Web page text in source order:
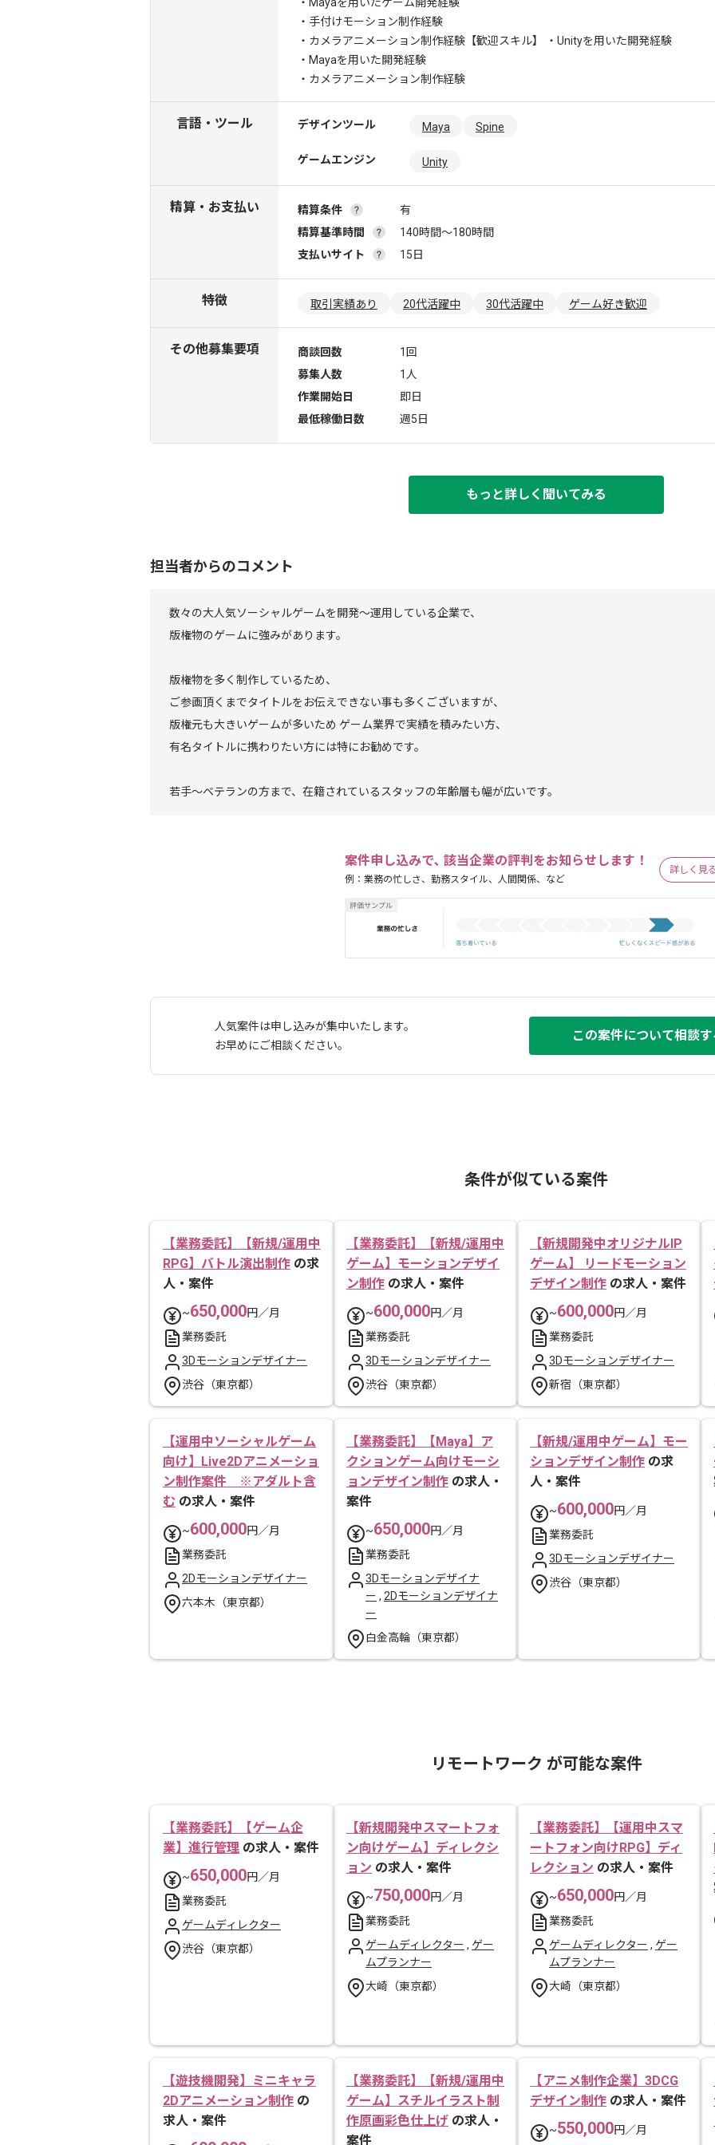
・手付けモーション制作経験
・カメラアニメーション制作経験 【歓迎スキル】 ・Unityを用いた開発経験
・Mayaを用いた開発経験
・カメラアニメーション制作経験
言語・ツール デザインツール Maya Spine
ゲームエンジン Unity
精算・お支払い 精算条件
有
精算基準時間
140時間〜180時間
支払いサイト
15日
特徴 取引実績あり 20代活躍中 30代活躍中 ゲーム好き歓迎
その他募集要項 商談回数
1回
募集人数
1人
作業開始日
即日
最低稼働日数
週5日
もっと詳しく聞いてみる
担当者からのコメント
数々の大人気ソーシャルゲームを開発～運用している企業で、
版権物のゲームに強みがあります。
版権物を多く制作しているため、
ご参画頂くまでタイトルをお伝えできない事も多くございますが、
版権元も大きいゲームが多いため ゲーム業界で実績を積みたい方、
有名タイトルに携わりたい方には特にお勧めです。
若手～ベテランの方まで、在籍されているスタッフの年齢層も幅が広いです。
案件申し込みで､ 該当企業の評判をお知らせします！
例：業務の忙しさ、勤務スタイル、人間関係、など
詳しく見る
人気案件は申し込みが集中いたします。
お早めにご相談ください。
この案件について相談す
条件が似ている案件
【業務委託】【新規/運用中
RPG】バトル演出制作 の求
人・案件
~650,000円／月
業務委託
3Dモーションデザイナー
渋谷（東京都）
【業務委託】【新規/運用中
ゲーム】モーションデザイ
ン制作 の求人・案件
~600,000円／月
業務委託
3Dモーションデザイナー
渋谷（東京都）
【新規開発中オリジナルIP
ゲーム】 リードモーション
デザイン制作 の求人・案件
~600,000円／月
業務委託
3Dモーションデザイナー
新宿（東京都）
【運用中ソーシャルゲーム
向け】Live2Dアニメーショ
ン制作案件 ※アダルト含
む の求人・案件
~600,000円／月
業務委託
2Dモーションデザイナー
六本木（東京都）
【業務委託】【Maya】ア
クションゲーム向けモーシ
ョンデザイン制作 の求人・
案件
~650,000円／月
業務委託
3Dモーションデザイナ
ー , 2Dモーションデザイナ
ー
白金高輪（東京都）
【新規/運用中ゲーム】モー
ションデザイン制作 の求
人・案件
~600,000円／月
業務委託
3Dモーションデザイナー
渋谷（東京都）
リモートワーク が可能な案件
【業務委託】【ゲーム企
業】進行管理 の求人・案件
~650,000円／月
業務委託
ゲームディレクター
渋谷（東京都）
【新規開発中スマートフォ
ン向けゲーム】ディレクシ
ョン の求人・案件
~750,000円／月
業務委託
ゲームディレクター , ゲー
ムプランナー
大崎（東京都）
【業務委託】【運用中スマ
ートフォン向けRPG】ディ
レクション の求人・案件
~650,000円／月
業務委託
ゲームディレクター , ゲー
ムプランナー
大崎（東京都）
【遊技機開発】ミニキャラ
2Dアニメーション制作 の
求人・案件
【業務委託】【新規/運用中
ゲーム】スチルイラスト制
作原画彩色仕上げ の求人・
案件
【アニメ制作企業】3DCG
デザイン制作 の求人・案件
~550,000円／月